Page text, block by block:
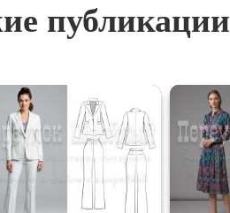
публикации